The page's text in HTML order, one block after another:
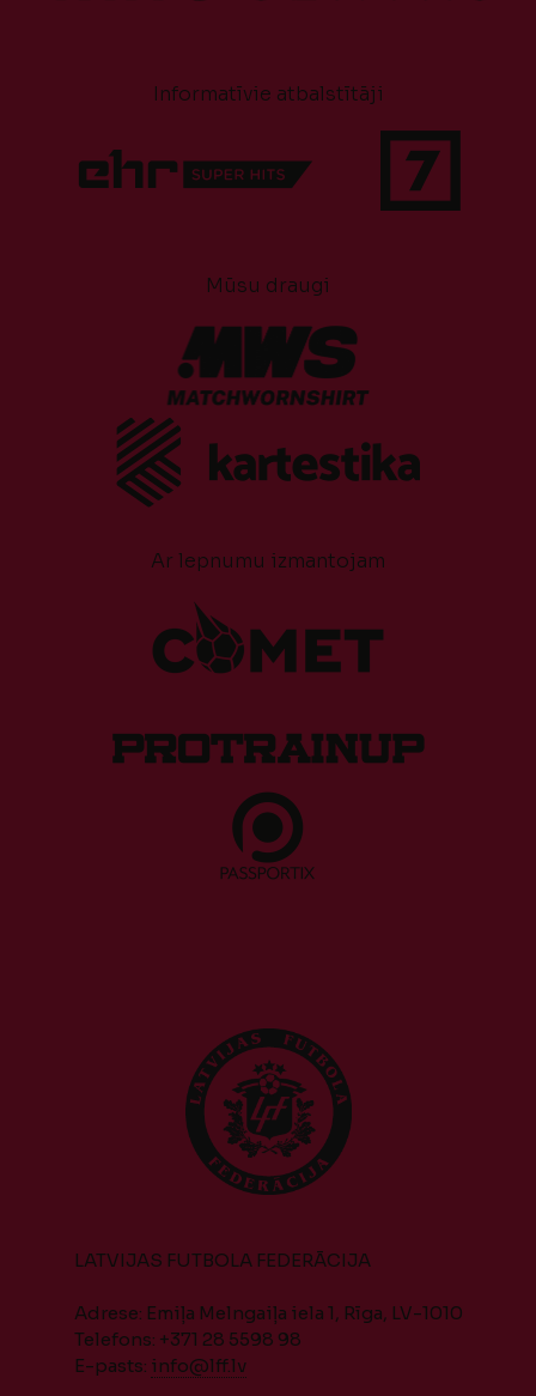
Informatīvie atbalstītāji
Mūsu draugi
Ar lepnumu izmantojam
LATVIJAS FUTBOLA FEDERĀCIJA
Adrese: Emiļa Melngaiļa iela 1, Rīga, LV-1010
Telefons: +371 28 5598 98
E-pasts: info@lff.lv